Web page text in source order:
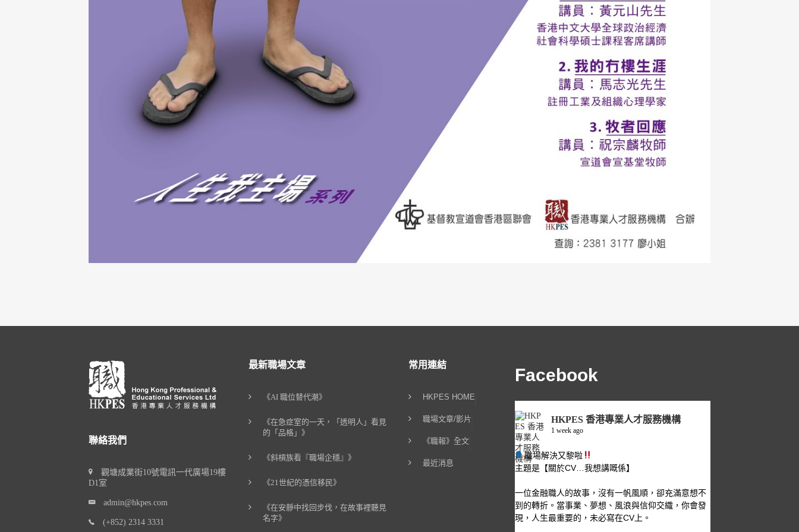
聯絡我們
觀塘成業街10號電訊一代廣場19樓
D1室
admin@hkpes.com
(+852) 2314 3331
最新職場文章
《AI 職位替代潮》
《在急症室的一天，「透明人」看見
的「品格」》
《斜槓族看『職場企穩』》
《21世紀的憑信移民》
《在安靜中找回步伐，在故事裡聽見
名字》
常用連結
HKPES HOME
職場文章/影片
《職報》全文
最近消息
Facebook
HKPES 香港專業人才服務機構
1 week ago
職場解決又黎啦
主題是【關於CV…我想講嘅係】
一位金融職人的故事，沒有一帆風順，卻充滿意想不
到的轉折。當事業、夢想、風浪與信仰交織，你會發
現，人生最重要的，未必寫在CV上。